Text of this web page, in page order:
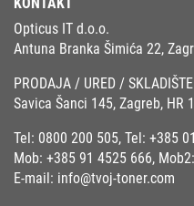
KONTAKT
Opticus IT d.o.o.
Antuna Branka Šimića 22,
PRODAJA / URED / SKLADIŠTE
Savica Šanci 145, Zagreb, HR
Tel: 0800 200 505, Tel: +385
Mob: +385 91 4525 666, Mob2:
E-mail: info@tvoj-toner.com